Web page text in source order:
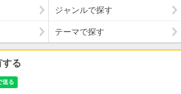
ジャンルで探す
テーマで探す
する